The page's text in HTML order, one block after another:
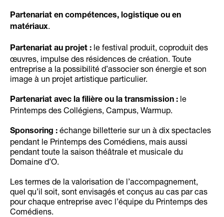
Partenariat en compétences, logistique ou en
matériaux.
Partenariat au projet : le festival produit, coproduit des
œuvres, impulse des résidences de création. Toute
entreprise a la possibilité d’associer son énergie et son
image à un projet artistique particulier.
Partenariat avec la filière ou la transmission : le
Printemps des Collégiens, Campus, Warmup.
Sponsoring : échange billetterie sur un à dix spectacles
pendant le Printemps des Comédiens, mais aussi
pendant toute la saison théâtrale et musicale du
Domaine d’O.
Les termes de la valorisation de l’accompagnement,
quel qu’il soit, sont envisagés et conçus au cas par cas
pour chaque entreprise avec l’équipe du Printemps des
Comédiens.